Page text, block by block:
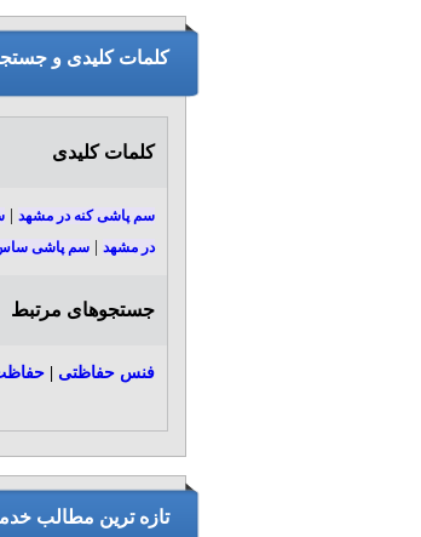
کلمات کلیدی و
کلمات کلیدی
سم پاشی کنه در مشهد |
در مشهد |سم پاشی
جستجوهای مرتبط
فنس حفاظتی |
تازه ترین مطالب